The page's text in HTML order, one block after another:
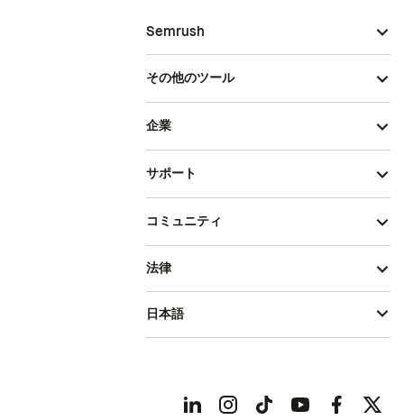
Semrush
その他のツール
企業
サポート
コミュニティ
法律
日本語